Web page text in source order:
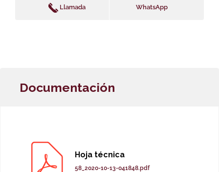
Llamada WhatsApp
Documentación
Hoja técnica
58_2020-10-13-041848.pdf